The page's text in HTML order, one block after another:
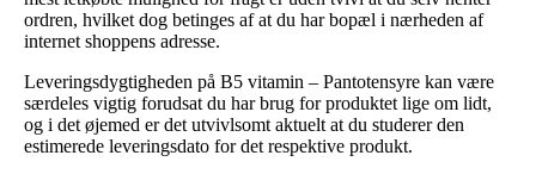
ordren, hvilket dog betinges af at du har bopæl i nærheden af
internet shoppens adresse.
Leveringsdygtigheden på B5 vitamin – Pantotensyre kan være
særdeles vigtig forudsat du har brug for produktet lige om lidt,
og i det øjemed er det utvivlsomt aktuelt at du studerer den
estimerede leveringsdato for det respektive produkt.